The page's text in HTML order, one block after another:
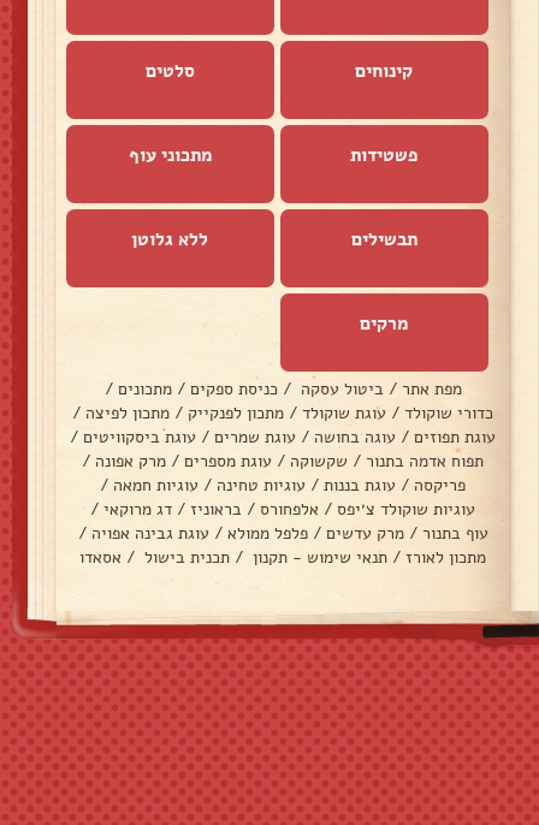
קינוחים סלטים
פשטידות מתכוני עוף
תבשילים ללא גלוטן
מרקים
מפת אתר / ביטול עסקה / כניסת ספקים / מתכונים /
כדורי שוקולד / עוגת שוקולד / מתכון לפנקייק / מתכון לפיצה /
עוגת תפוזים / עוגה בחושה / עוגת שמרים / עוגת ביסקוויטים /
תפוח אדמה בתנור / שקשוקה / עוגת מספרים / מרק אפונה /
פריקסה / עוגת בננות / עוגיות טחינה / עוגיות חמאה /
עוגיות שוקולד צ׳יפס / אלפחורס / בראוניז / דג מרוקאי /
עוף בתנור / מרק עדשים / פלפל ממולא / עוגת גבינה אפויה /
מתכון לאורז / תנאי שימוש - תקנון / תכנית בישול / אסאדו